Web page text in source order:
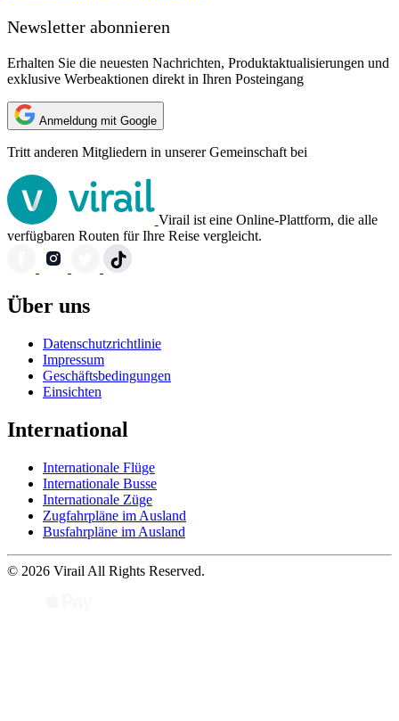
Newsletter abonnieren
Erhalten Sie die neuesten Nachrichten, Produktaktualisierungen und
exklusive Werbeaktionen direkt in Ihren Posteingang
Anmeldung mit Google
Tritt anderen Mitgliedern in unserer Gemeinschaft bei
Virail ist eine Online-Plattform, die alle
verfügbaren Routen für Ihre Reise vergleicht.
Über uns
Datenschutzrichtlinie
Impressum
Geschäftsbedingungen
Einsichten
International
Internationale Flüge
Internationale Busse
Internationale Züge
Zugfahrpläne im Ausland
Busfahrpläne im Ausland
© 2026 Virail All Rights Reserved.